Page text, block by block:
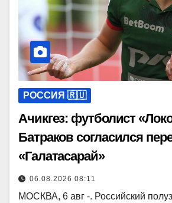
РОССИЯ 🇷🇺
Ачикгез: футболист
Батраков согласился
«Галатасарай»
06.08.2026 08:11
МОСКВА, 6 авг -. Российский